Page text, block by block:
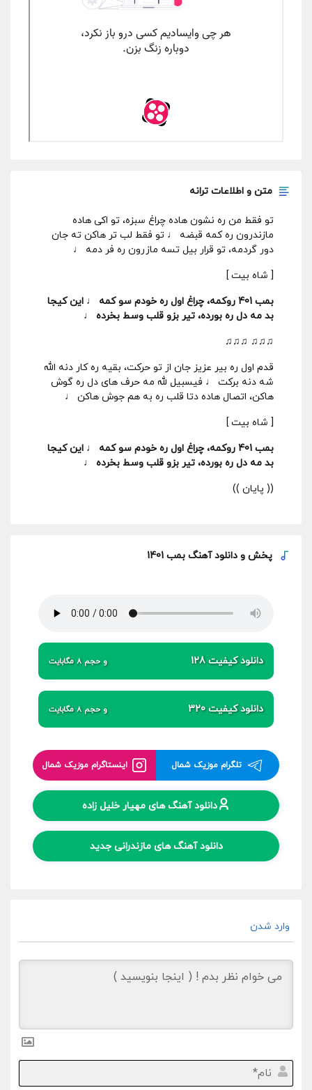
متن و اطلاعات ترانه
تو فقط من ره نشون هاده چراغ سبزه، تو اکی هاده
مازندرون ره کمه قبضه ♩ تو فقط لب تر هاکن ته جان
دور گردمه، تو قرار بیل تسه مازرون ره فر دمه ♩
[ شاه بیت ]
بمب 401 روکمه، چراغ اول ره خودم سو کمه ♩ این کیجا
بد مه دل ره بورده، تیر بزو قلب وسط بخرده ♩
♫♫♫ ♫♫♫
قدم اول ره بیر عزیز جان از تو حرکت، بقیه ره کار دنه الله
شه دنه برکت ♩ فیسبیل لله مه حرف های دل ره گوش
هاکن، اتصال هاده دتا قلب ره به هم جوش هاکن ♩
[ شاه بیت ]
بمب 401 روکمه، چراغ اول ره خودم سو کمه ♩ این کیجا
بد مه دل ره بورده، تیر بزو قلب وسط بخرده ♩
(( پایان ))
پخش و دانلود آهنگ بمب 1401
دانلود کیفیت 128 و حجم 8 مگابایت
دانلود کیفیت 320 و حجم 8 مگابایت
تلگرام موزیک شمال اینستاگرام موزیک شمال
دانلود آهنگ های مهیار خلیل زاده
دانلود آهنگ های مازندرانی جدید
وارد شدن
نام*